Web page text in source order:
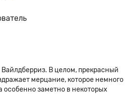
Вайлдберриз. В целом, прекрасный
мерцание, которое немного
особенно заметно в некоторых